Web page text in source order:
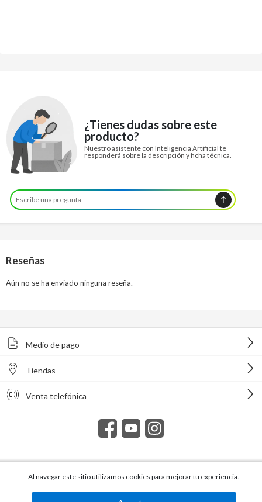
¿Tienes dudas sobre este
producto?
Nuestro asistente con Inteligencia Artificial te
responderá sobre la descripción y ficha técnica.
Medio de pago
Tiendas
Venta telefónica
216996650015.
Al navegar este sitio utilizamos cookies para mejorar tu experiencia.